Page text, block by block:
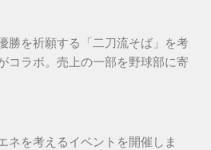
勝を祈願する「二刀流そば」を考
コラボ。売上の一部を野球部に寄
ネを考えるイベントを開催しま